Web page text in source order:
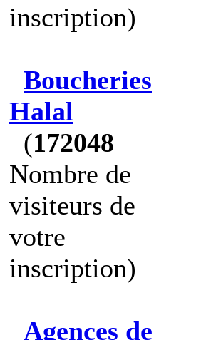
inscription)
Boucheries
Halal
(172048
Nombre de
visiteurs de
votre
inscription)
Agences de